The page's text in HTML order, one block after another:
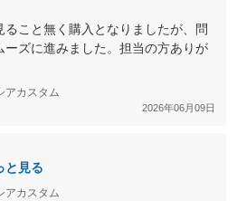
こと無く購入となりましたが、問
ーズに進みました。担当の方ありが
アカスタム
2026年06月09日
と見る
アカスタム